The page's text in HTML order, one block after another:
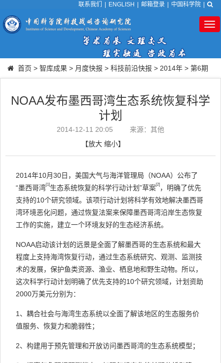
联系我们 ENGLISH 邮箱登录 中国科学院
首页 > 智库成果 > 月度快报 > 科技前沿快报 > 2014年 > 第6期
NOAA发布墨西哥湾生态系统恢复科学
计划
2014-12-11 20:05
来源：其他
【放大 缩小】
2014年10月30日，美国大气与海洋管理局（NOAA）公布了
“墨西哥湾[1] 生态系统恢复的科学行动计划”草案[2] ，明确了优先
支持的10个研究领域。该项行动计划将科学有效地解决墨西哥
湾环境恶化问题，通过恢复法案来保障墨西哥湾沿岸生态恢复
工作的实施，建立一个环境友好的生态经济系统。
NOAA启动该计划的远景是全面了解墨西哥的生态系统和最大
程度上支持海湾恢复行动，通过生态系统研究、观测、监测技
术的发展，保护鱼类资源、渔业、栖息地和野生动物。所以，
这次科学行动计划明确了优先支持的10个研究领域，计划资助
2000万美元分别为：
1、耦合社会与海湾生态系统以全面了解该地区的生态服务价
值服务、恢复力和脆弱性；
2、构建用于预先管理和开放访问墨西哥湾的生态系统模型；